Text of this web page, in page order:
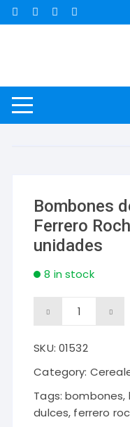
Saltar
al
Bombones
Ferrero
unidades
8 in stock
Bombones
Chocolate
(
Ferrero
Rocher)
SKU: 01532
Category:
Tags:bombones,
dulces, ferrero